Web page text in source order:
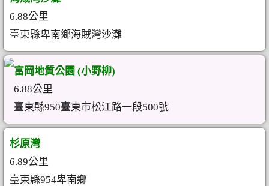
6.88公里
臺東縣卑南鄉海賊灣沙灘
富岡地質公園 (小野柳)
6.88公里
臺東縣950臺東市松江路一段500號
杉原灣
6.89公里
臺東縣954卑南鄉